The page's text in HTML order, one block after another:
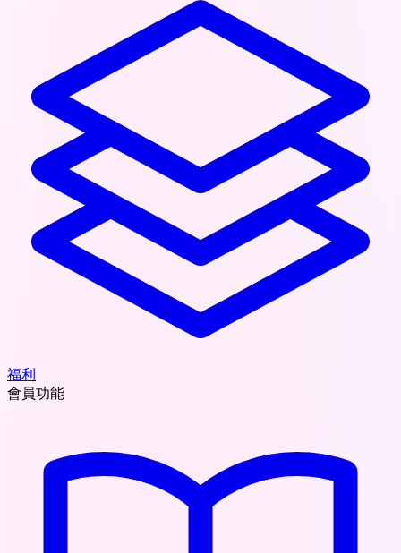
福利
會員功能